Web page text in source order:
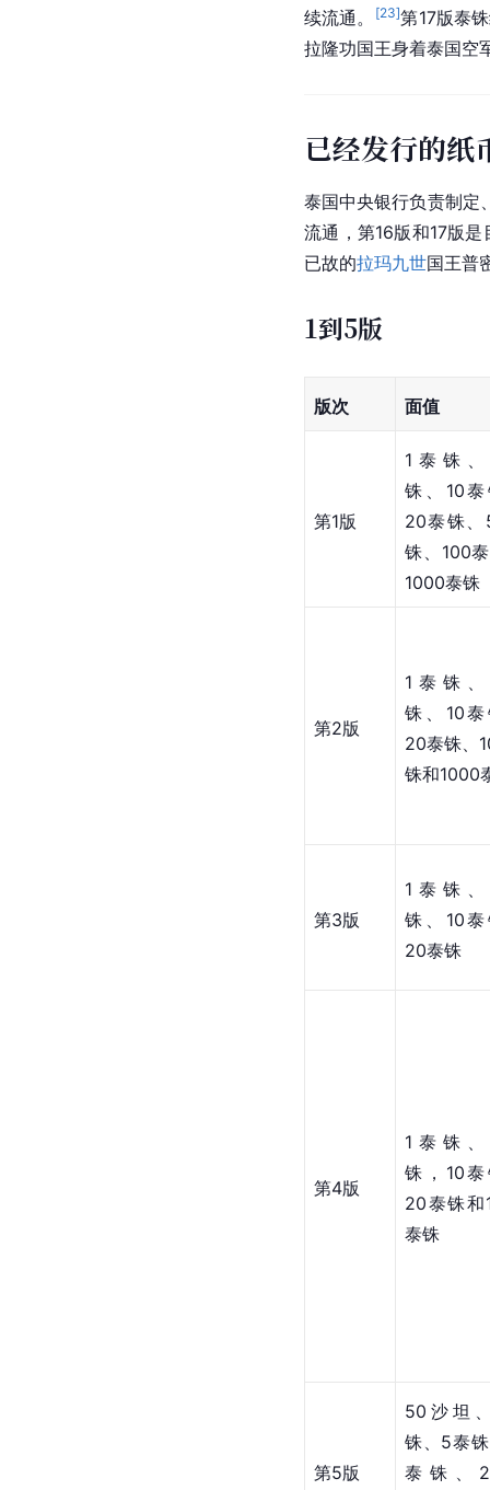
续流通。
[23]第17版泰
拉隆功国王身着泰国空
已经发行的纸
泰国中央银行负责制定
流通，第16版和17版
已故的拉玛九世国王普
1到5版
版次 面值
第1版
1泰铢
铢、10
20泰铢、
铢、100
1000泰铢
第2版
1泰铢
铢、10
20泰铢、
铢和1000
第3版
1泰铢
铢、10
20泰铢
第4版
1泰铢
铢，10
20泰铢和
泰铢
第5版
50沙坦
铢、5泰
泰铢、